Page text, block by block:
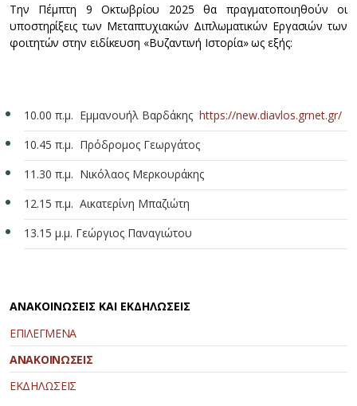
Την Πέμπτη 9 Οκτωβρίου 2025 θα πραγματοποιηθούν οι
υποστηρίξεις των Μεταπτυχιακών Διπλωματικών Εργασιών των
φοιτητών στην ειδίκευση «Βυζαντινή Ιστορία» ως εξής:
10.00 π.μ. Εμμανουήλ Βαρδάκης https://new.diavlos.grnet.gr/
10.45 π.μ. Πρόδρομος Γεωργάτος
11.30 π.μ. Νικόλαος Μερκουράκης
12.15 π.μ. Αικατερίνη Μπαζιώτη
13.15 μ.μ. Γεώργιος Παναγιώτου
ΑΝΑΚΟΙΝΩΣΕΙΣ ΚΑΙ ΕΚΔΗΛΩΣΕΙΣ
ΕΠΙΛΕΓΜΕΝΑ
ΑΝΑΚΟΙΝΩΣΕΙΣ
ΕΚΔΗΛΩΣΕΙΣ